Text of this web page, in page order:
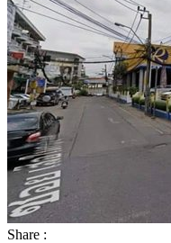
Share :